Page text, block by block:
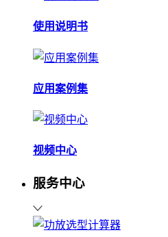
使用说明书
应用案例集
视频中心
服务中心